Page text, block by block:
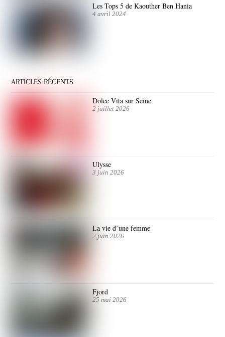
Les Tops 5 de Kaouther Ben Hania
4 avril 2024
ARTICLES RÉCENTS
Dolce Vita sur Seine
2 juillet 2026
Ulysse
3 juin 2026
La vie d’une femme
2 juin 2026
Fjord
25 mai 2026